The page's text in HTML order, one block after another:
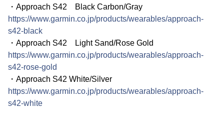
・Approach S42 Black Carbon/Gray
https://www.garmin.co.jp/products/wearables/approach-
s42-black
・Approach S42 Light Sand/Rose Gold
https://www.garmin.co.jp/products/wearables/approach-
s42-rose-gold
・Approach S42 White/Silver
https://www.garmin.co.jp/products/wearables/approach-
s42-white